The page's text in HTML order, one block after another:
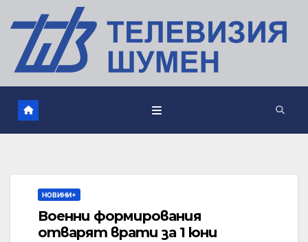
НОВИНИ+
Военни формирования
отварят врати за 1 юни